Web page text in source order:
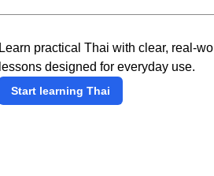
Learn practical Thai with clear, real-
lessons designed for everyday use.
Start learning Thai